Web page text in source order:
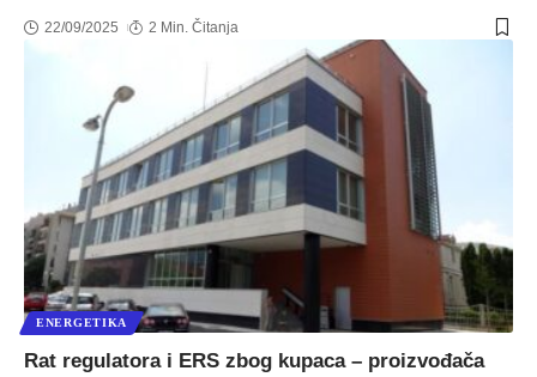
22/09/2025 2 Min. Čitanja
ENERGETIKA
Rat regulatora i ERS zbog kupaca – proizvođača